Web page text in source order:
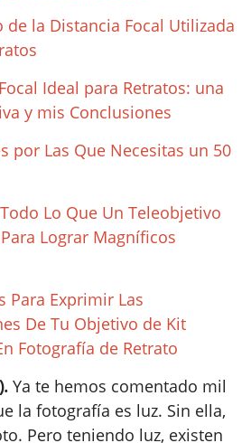
de la Distancia Focal Utilizada
Ideal para Retratos: una
y mis Conclusiones
por Las Que Necesitas un 50
Lo Que Un Teleobjetivo
Lograr Magníficos
Para Exprimir Las
De Tu Objetivo de Kit
Fotografía de Retrato
Ya te hemos comentado mil
la fotografía es luz. Sin ella,
Pero teniendo luz, existen